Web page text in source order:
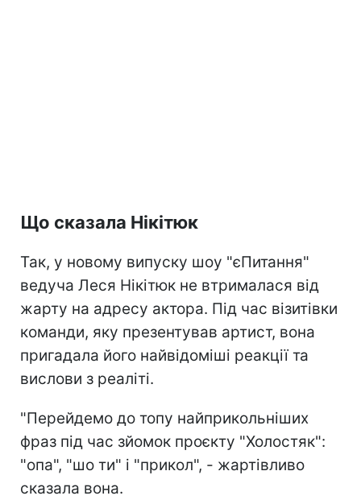
Що сказала Нікітюк
Так, у новому випуску шоу "єПитання"
ведуча Леся Нікітюк не втрималася від
жарту на адресу актора. Під час візитівки
команди, яку презентував артист, вона
пригадала його найвідоміші реакції та
вислови з реаліті.
"Перейдемо до топу найприкольніших
фраз під час зйомок проєкту "Холостяк":
"опа", "шо ти" і "прикол", - жартівливо
сказала вона.